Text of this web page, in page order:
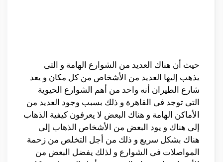
حيث أن هناك العديد من الشوارع الهامة و التى
يذهب إليها العديد من الأشخاص من كل مكان و يعد
شارع الطيران أنه واحد من أهم الشوارع الحيوية
التى توجد فى القاهرة و ذلك بسبب وجود العديد من
الأماكن الهامة و هناك البعض لا يعرفون كيفية الذهاب
إلى هناك و يود البعض من الأشخاص الذهاب إلى
هناك بشكل سريع و ذلك من أجل التخلص من زحمة
المواصلات فى الشوارع و لذلك يفضل البعض من